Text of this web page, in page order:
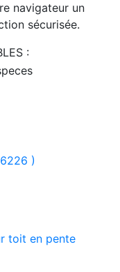
navigateur un
sécurisée.
:
)
toit en pente